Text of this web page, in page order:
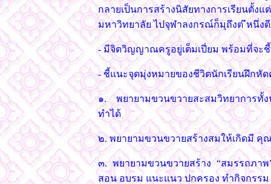
กลายเป็นการสร้างนิสัยทางการเรียนตั้
มหาวิทยาลัย ไปจุฬาลงกรณ์ก็มุถึงต ีหนึ่ง
- มีจิตวิญญาณครูอยู่เต็มเปี่ยม พร้อมที่จะ
- ชี้แนะจุดมุ่งหมายของชีวิตนักเรียนฝึกหั
๑. พยายามขวนขวายสะสมวิทยาการทั้
ทำได้
๒. พยายามขวนขวายสร้างสมให้เกิดมี
๓. พยายามขวนขวายสร้าง “สมรรถภาพ
สอน อบรม แนะแนว ปกครอง ทำกิจกรร